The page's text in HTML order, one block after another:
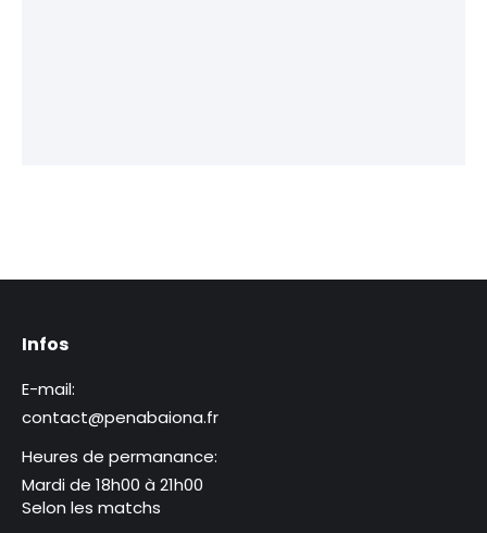
Infos
E-mail:
contact@penabaiona.fr
Heures de permanance:
Mardi de 18h00 à 21h00
Selon les matchs